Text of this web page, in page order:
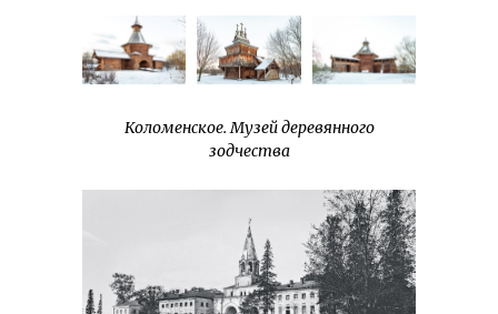
Коломенское. Музей деревянного
зодчества